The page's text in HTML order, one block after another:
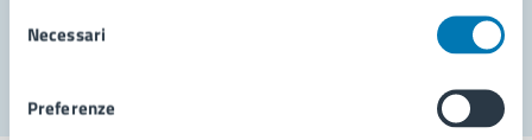
delNecessari
Preferenze
Segnala disservizio